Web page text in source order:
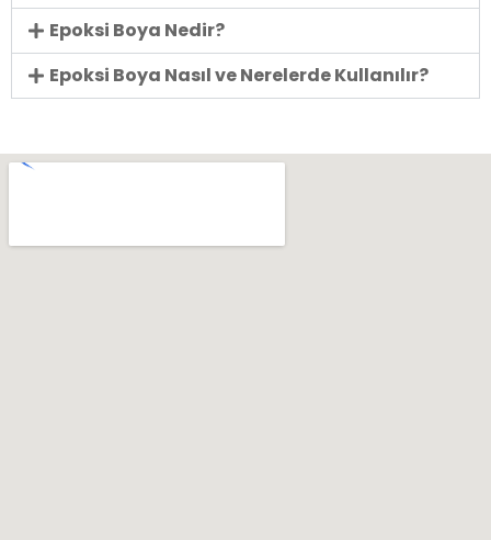
Epoksi Boya Nedir?
Epoksi Boya Nasıl ve Nerelerde Kullanılır?